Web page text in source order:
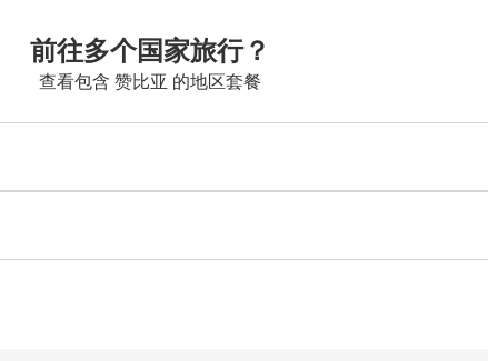
前往多个国家旅行？
查看包含 赞比亚 的地区套餐